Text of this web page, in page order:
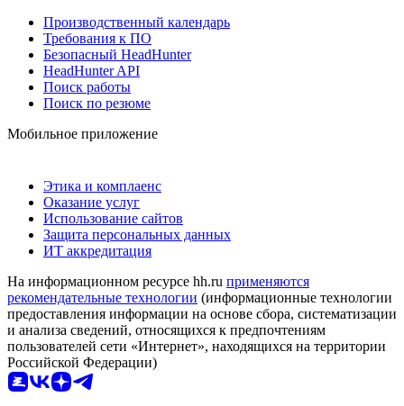
Производственный календарь
Требования к ПО
Безопасный HeadHunter
HeadHunter API
Поиск работы
Поиск по резюме
Мобильное приложение
Этика и комплаенс
Оказание услуг
Использование сайтов
Защита персональных данных
ИТ аккредитация
На информационном ресурсе hh.ru применяются
рекомендательные технологии (информационные технологии
предоставления информации на основе сбора, систематизации
и анализа сведений, относящихся к предпочтениям
пользователей сети «Интернет», находящихся на территории
Российской Федерации)